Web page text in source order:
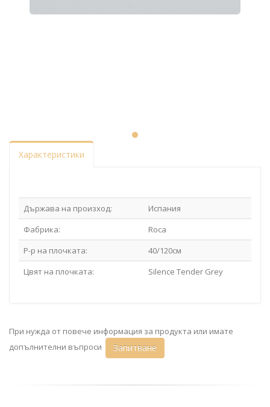
Характеристики
Държава на произход:
Испания
Фабрика:
Roca
Р-р на плочката:
40/120см
Цвят на плочката:
Silence Tender Grey
При нужда от повече информация за продукта или имате
допълнителни въпроси
Запитване